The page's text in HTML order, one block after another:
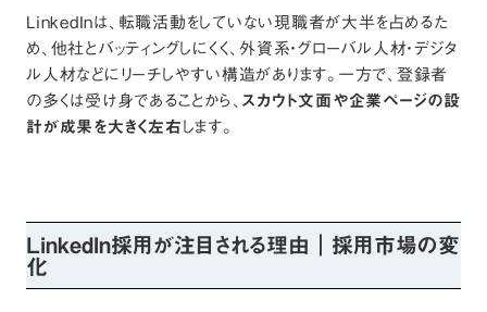
LinkedInは、転職活動をしていない現職者が大半を占めるた
め、他社とバッティングしにくく、外資系・グローバル人材・デジタ
ル人材などにリーチしやすい構造があります。一方で、登録者
の多くは受け身であることから、スカウト文面や企業ページの設
計が成果を大きく左右します。
LinkedIn採用が注目される理由｜採用市場の変
化